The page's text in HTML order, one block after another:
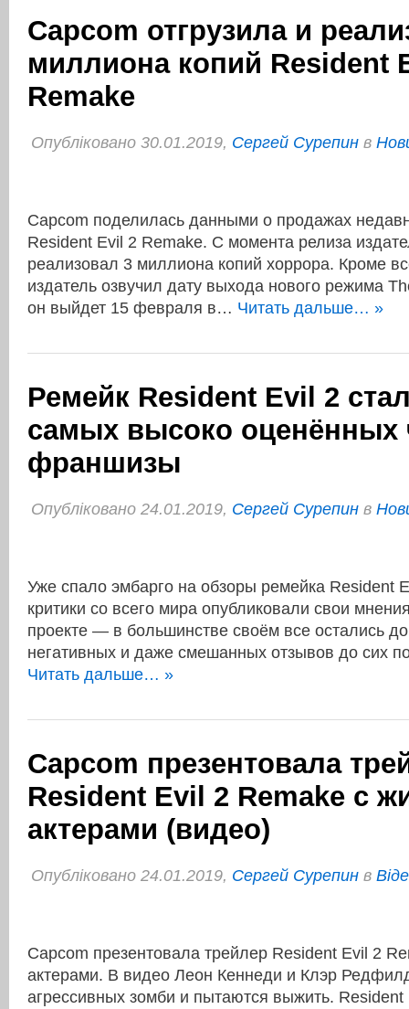
Capcom отгрузила и
миллиона копий Resident
Remake
Опубліковано 30.01.2019, Сергей Сурепин в
Capcom поделилась данными о продажах
Resident Evil 2 Remake. С момента релиза
реализовал 3 миллиона копий хоррора. Кроме
издатель озвучил дату выхода нового режима
он выйдет 15 февраля в… Читать дальше… »
Ремейк Resident Evil 2
самых высоко оценённых
франшизы
Опубліковано 24.01.2019, Сергей Сурепин в
Уже спало эмбарго на обзоры ремейка Resident
критики со всего мира опубликовали свои
проекте — в большинстве своём все остались
негативных и даже смешанных отзывов до сих
Читать дальше… »
Capcom презентовала
Resident Evil 2 Remake с
актерами (видео)
Опубліковано 24.01.2019, Сергей Сурепин в
Capcom презентовала трейлер Resident Evil 2
актерами. В видео Леон Кеннеди и Клэр
агрессивных зомби и пытаются выжить. Resident